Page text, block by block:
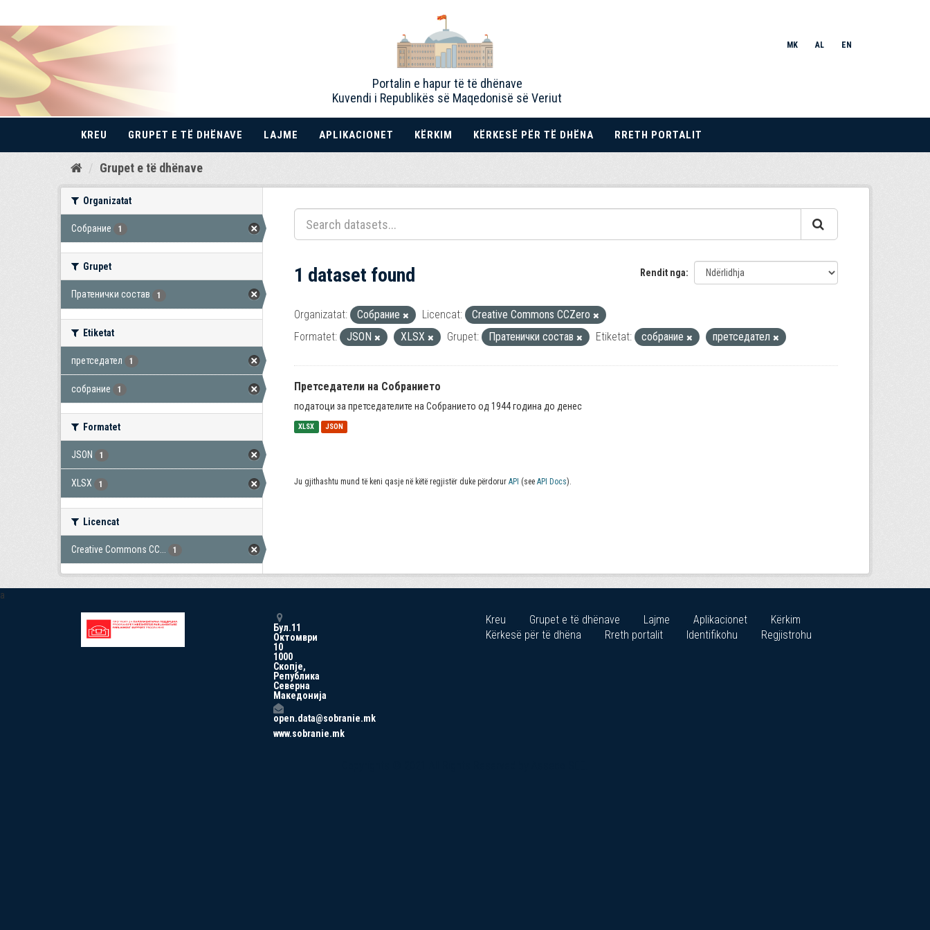
Kalo
Portalin e hapur të të dhënave
Kuvendi i Republikës së Maqedonisë së Veriut
MK AL EN
KREU GRUPET E TË DHËNAVE LAJME APLIKACIONET KËRKIM KËRKESË PËR TË DHËNA RRETH PORTALIT
Grupet e të dhënave
Organizatat
Собрание 1
Grupet
Пратенички состав 1
Etiketat
претседател 1
собрание 1
Formatet
JSON 1
XLSX 1
Licencat
Creative Commons CC... 1
Rendit nga
1 dataset found
Organizatat: Собрание Licencat:
Creative Commons CCZero
Formatet:
JSON XLSX Grupet: Пратенички состав Etiketat: собрание претседател
Претседатели на Собранието
податоци за претседателите на Собранието од 1944 година до денес
XLSX JSON
Ju gjithashtu mund të keni qasje në këtë regjistër duke përdorur API (see API Docs).
a
Бул.11
Октомври
10
1000
Скопје,
Република
Северна
Македонија
open.data@sobranie.mk
www.sobranie.mk
Kreu Grupet e të dhënave Lajme Aplikacionet
Kërkim
Kërkesë për të dhëna
Rreth portalit Identifikohu Regjistrohu